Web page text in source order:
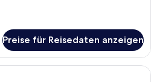
Preise für Reisedaten anzeigen
Ein Hotelzimmer mit zwei Betten,